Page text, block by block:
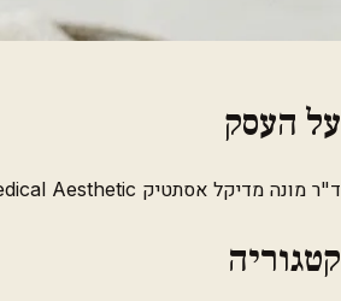
על העסק
ד"ר מונה מדיקל אסתטיק Dr.Mona Medical Aesthetic בכפר קרע. פרטים, מיקום וכתובת.
קטגוריה